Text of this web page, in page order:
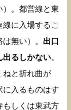
）。都営線と東
に入場するこ
無い）。 出口
出るしかない。
ねと折れ曲が
に入るものはす
もしくは東武方